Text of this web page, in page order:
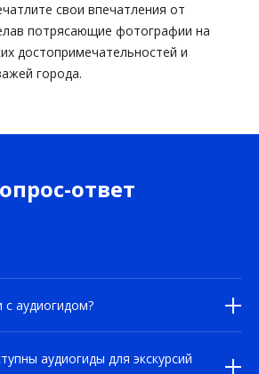
свои впечатления от
потрясающие фотографии на
достопримечательностей и
города.
ответ
с аудиогидом?
аудиогиды для экскурсий